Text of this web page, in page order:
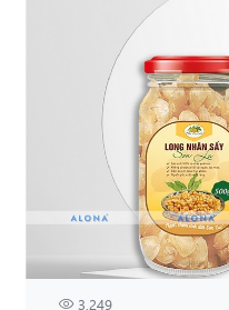
3,249